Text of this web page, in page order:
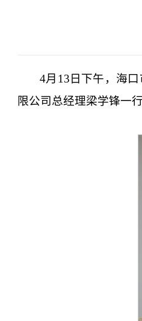
4月13日下午，海
限公司总经理梁学锋一